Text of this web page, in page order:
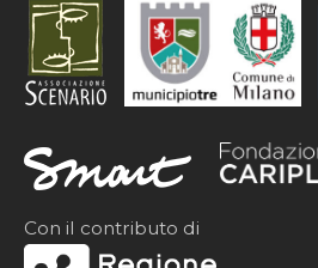
Con il contributo di